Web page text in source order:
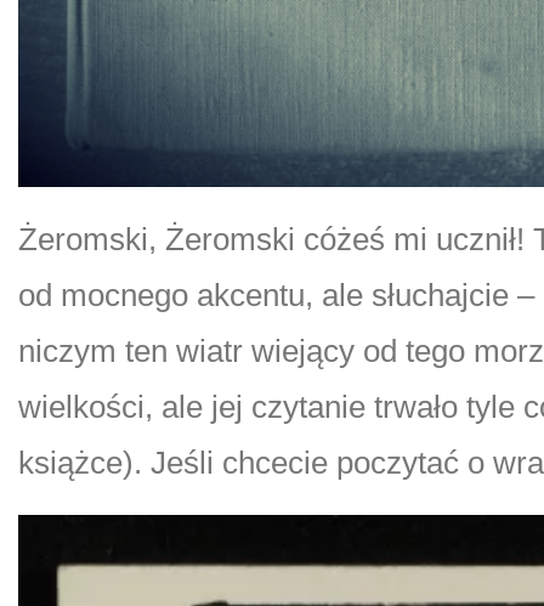
Żeromski, Żeromski cóżeś mi ucznił!
od mocnego akcentu, ale słuchajcie
niczym ten wiatr wiejący od tego
wielkości, ale jej czytanie trwało tyle
książce). Jeśli chcecie poczytać o